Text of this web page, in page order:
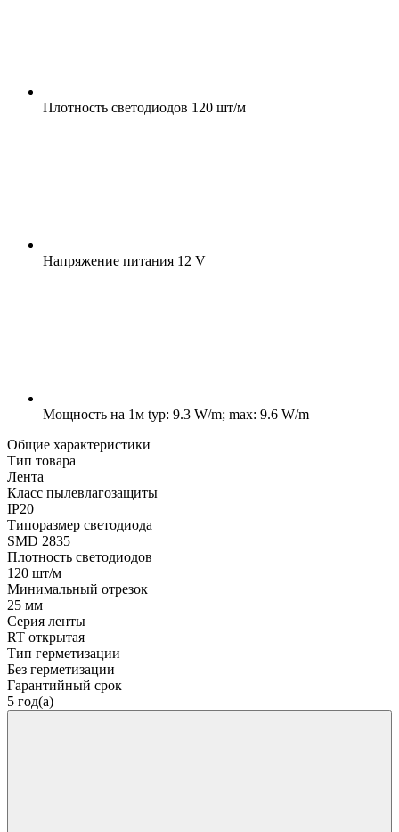
Плотность светодиодов 120 шт/м
Напряжение питания 12 V
Мощность на 1м typ: 9.3 W/m; max: 9.6 W/m
Общие характеристики
Тип товара
Лента
Класс пылевлагозащиты
IP20
Типоразмер светодиода
SMD 2835
Плотность светодиодов
120 шт/м
Минимальный отрезок
25 мм
Серия ленты
RT открытая
Тип герметизации
Без герметизации
Гарантийный срок
5 год(а)